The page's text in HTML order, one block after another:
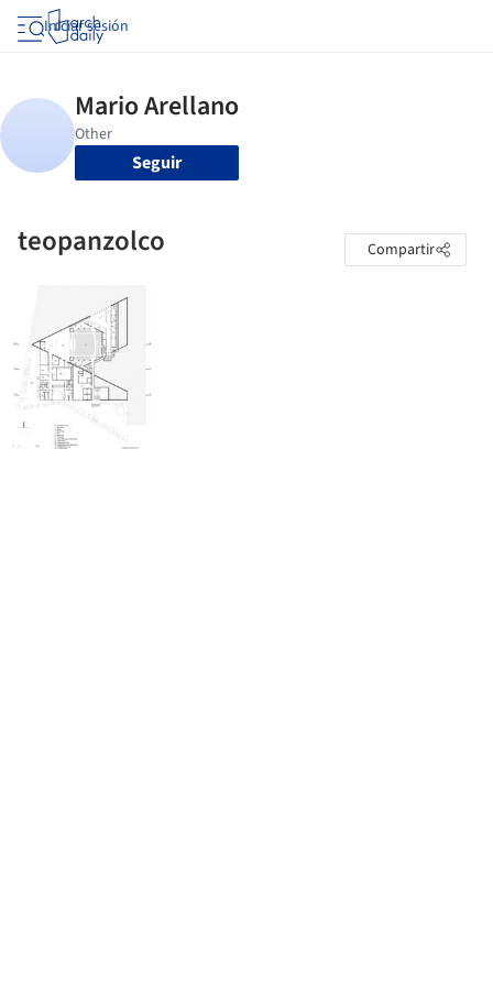
Iniciar sesión
Seguir
teopanzolco Compartir